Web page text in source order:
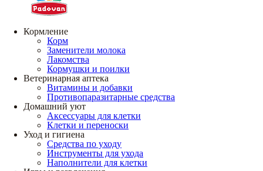
Кормление
Корм
Заменители молока
Лакомства
Кормушки и поилки
Ветеринарная аптека
Витамины и добавки
Противопаразитарные средства
Домашний уют
Аксессуары для клетки
Клетки и переноски
Уход и гигиена
Средства по уходу
Инструменты для ухода
Наполнители для клетки